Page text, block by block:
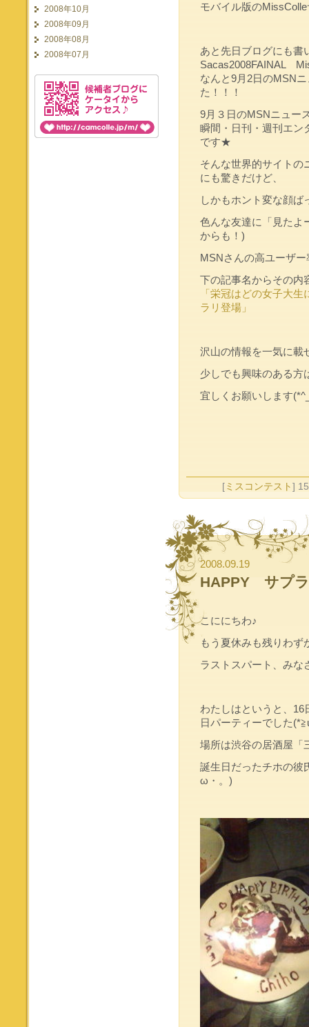
モバイル版の
あと先日ブログにも書
Sacas2008FAINAL
なんと9月2日のMSN
た！！！
9月３日のMSNニュー
瞬間・日刊・週刊エン
です★
そんな世界的サイトの
にも驚きだけど、
しかもホント変な顔ば
色んな友達に「見たよ
からも！)
MSNさんの高ユーザ
下の記事名からその
「栄冠はどの女子大
ラリ登場」
沢山の情報を一気に載
少しでも興味のある方
宜しくお願いします
[ ミスコンテスト ]
2008.09.19
HAPPY サプ
こににちわ♪
もう夏休みも残りわず
ラストスパート、みな
わたしはというと、
日パーティーでした
場所は渋谷の居酒屋
誕生日だったチホの彼
ω・。)
2008年10月
2008年09月
2008年08月
2008年07月